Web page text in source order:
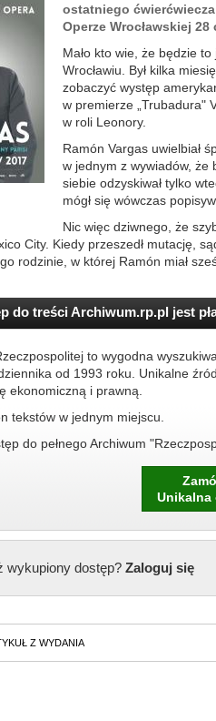
ostatniego
Operze Wrocławskiej 28
Mało kto wie, że będzie
Wrocławiu. Był kilka
zobaczyć występ
w premierze „Trubadura"
w roli Leonory.
Ramón Vargas uwielbiał
w jednym z wywiadów, że
siebie odzyskiwał tylko
mógł się wówczas
Nic więc dziwnego, że
City. Kiedy przeszedł mutację,
rodzinie, w której Ramón miał
do treści Archiwum.rp.pl jest
to wygodna
od 1993 roku. Unikalne
ekonomiczną i prawną.
tekstów w jednym miejscu.
do pełnego Archiwum
Unikalna
wykupiony dostęp?Zaloguj się
Z WYDANIA